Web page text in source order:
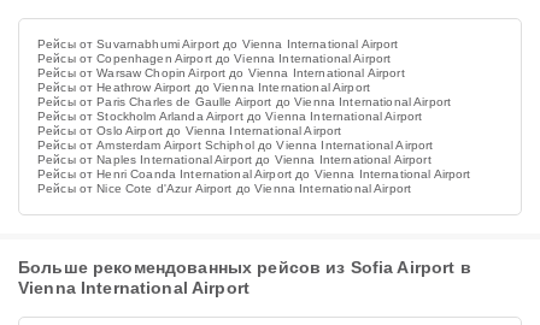
Рейсы от Suvarnabhumi Airport до Vienna International Airport
Рейсы от Copenhagen Airport до Vienna International Airport
Рейсы от Warsaw Chopin Airport до Vienna International Airport
Рейсы от Heathrow Airport до Vienna International Airport
Рейсы от Paris Charles de Gaulle Airport до Vienna International Airport
Рейсы от Stockholm Arlanda Airport до Vienna International Airport
Рейсы от Oslo Airport до Vienna International Airport
Рейсы от Amsterdam Airport Schiphol до Vienna International Airport
Рейсы от Naples International Airport до Vienna International Airport
Рейсы от Henri Coanda International Airport до Vienna International Airport
Рейсы от Nice Cote d'Azur Airport до Vienna International Airport
Больше рекомендованных рейсов из Sofia Airport в
Vienna International Airport